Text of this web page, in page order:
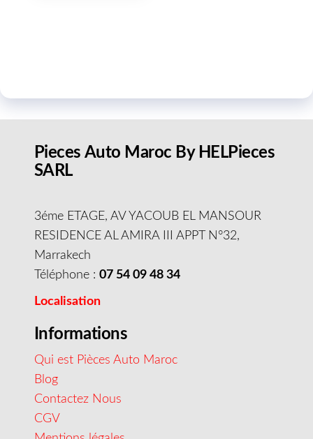
Pieces Auto Maroc By HELPieces
SARL
3éme ETAGE, AV YACOUB EL MANSOUR
RESIDENCE AL AMIRA III APPT N°32,
Marrakech
Téléphone : 07 54 09 48 34
Localisation
Informations
Qui est Pièces Auto Maroc
Blog
Contactez Nous
CGV